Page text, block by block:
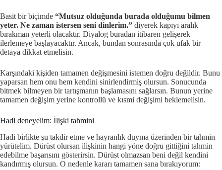
Basit bir biçimde “Mutsuz olduğunda burada olduğumu bilmen
yeter. Ne zaman istersen seni dinlerim.” diyerek kapıyı aralık
bırakman yeterli olacaktır. Diyalog buradan itibaren gelişerek
ilerlemeye başlayacaktır. Ancak, bundan sonrasında çok ufak bir
detaya dikkat etmelisin.
Karşındaki kişiden tamamen değişmesini istemen doğru değildir. Bunu
yaparsan hem onu hem kendini sinirlendirmiş olursun. Sonucunda
bitmek bilmeyen bir tartışmanın başlamasını sağlarsın. Bunun yerine
tamamen değişim yerine kontrollü ve kısmi değişimi beklemelisin.
Hadi deneyelim: İlişki tahmini
Hadi birlikte şu takdir etme ve hayranlık duyma üzerinden bir tahmin
yürütelim. Dürüst olursan ilişkinin hangi yöne doğru gittiğini tahmin
edebilme başarısını gösterirsin. Dürüst olmazsan beni değil kendini
kandırmış olursun. O nedenle kararı tamamen sana bırakıyorum: